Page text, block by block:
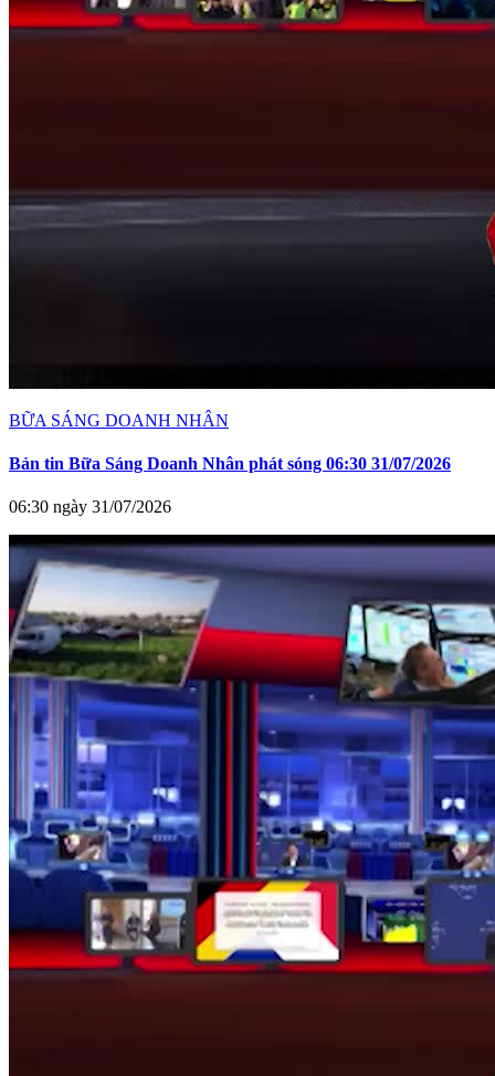
BỮA SÁNG DOANH NHÂN
Bản tin Bữa Sáng Doanh Nhân phát sóng 06:30 31/07/2026
06:30 ngày 31/07/2026